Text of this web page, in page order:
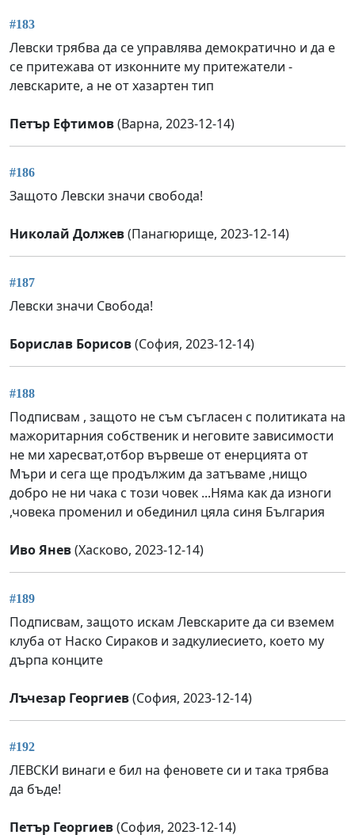
#183
Левски трябва да се управлява демократично и да е
се притежава от изконните му притежатели -
левскарите, а не от хазартен тип
Петър Ефтимов(Варна, 2023-12-14)
#186
Защото Левски значи свобода!
Николай Должев(Панагюрище, 2023-12-14)
#187
Левски значи Свобода!
Борислав Борисов(София, 2023-12-14)
#188
Подписвам , защото не съм съгласен с политиката на
мажоритарния собственик и неговите зависимости
не ми харесват,отбор вървеше от енерцията от
Мъри и сега ще продължим да затъваме ,нищо
добро не ни чака с този човек ...Няма как да изноги
,човека променил и обединил цяла синя България
Иво Янев(Хасково, 2023-12-14)
#189
Подписвам, защото искам Левскарите да си вземем
клуба от Наско Сираков и задкулиесието, което му
дърпа конците
Лъчезар Георгиев(София, 2023-12-14)
#192
ЛЕВСКИ винаги е бил на феновете си и така трябва
да бъде!
Петър Георгиев(София, 2023-12-14)